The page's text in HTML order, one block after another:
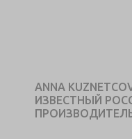
ANNA
ИЗВЕСТНЫЙ